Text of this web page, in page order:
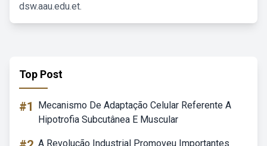
dsw.aau.edu.et.
Top Post
#1
Mecanismo De Adaptação Celular Referente A
Hipotrofia Subcutânea E Muscular
A Revolução Industrial Promoveu Importantes